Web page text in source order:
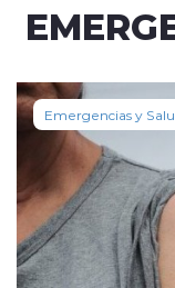
Emergencias y